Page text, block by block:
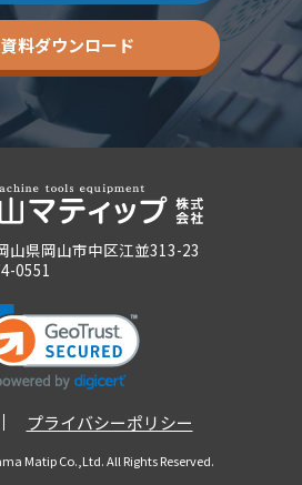
資料ダウンロード
山県岡山市中区江並313-23
0551
プライバシーポリシー
Matip Co.,Ltd. All Rights Reserved.